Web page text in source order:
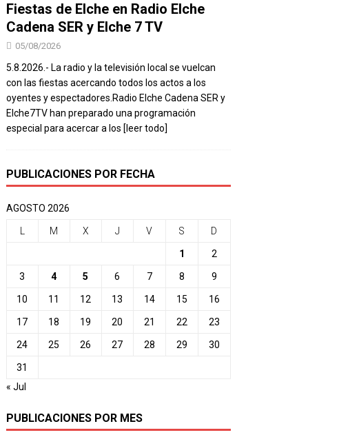
Fiestas de Elche en Radio Elche
Cadena SER y Elche 7 TV
05/08/2026
5.8.2026.- La radio y la televisión local se vuelcan
con las fiestas acercando todos los actos a los
oyentes y espectadores.Radio Elche Cadena SER y
Elche7TV han preparado una programación
especial para acercar a los [leer todo]
PUBLICACIONES POR FECHA
AGOSTO 2026
M X J V S D
1 2
3 4 5 6 7 8 9
10 11 12 13 14 15 16
17 18 19 20 21 22 23
24 25 26 27 28 29 30
31
« Jul
PUBLICACIONES POR MES